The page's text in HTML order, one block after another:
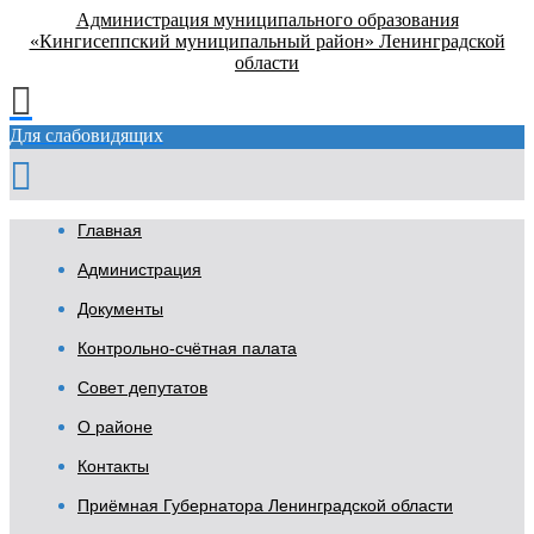
Администрация муниципального образования
«Кингисеппский муниципальный район» Ленинградской
области
Для слабовидящих
Главная
Администрация
Документы
Контрольно-счётная палата
Совет депутатов
О районе
Контакты
Приёмная Губернатора Ленинградской области